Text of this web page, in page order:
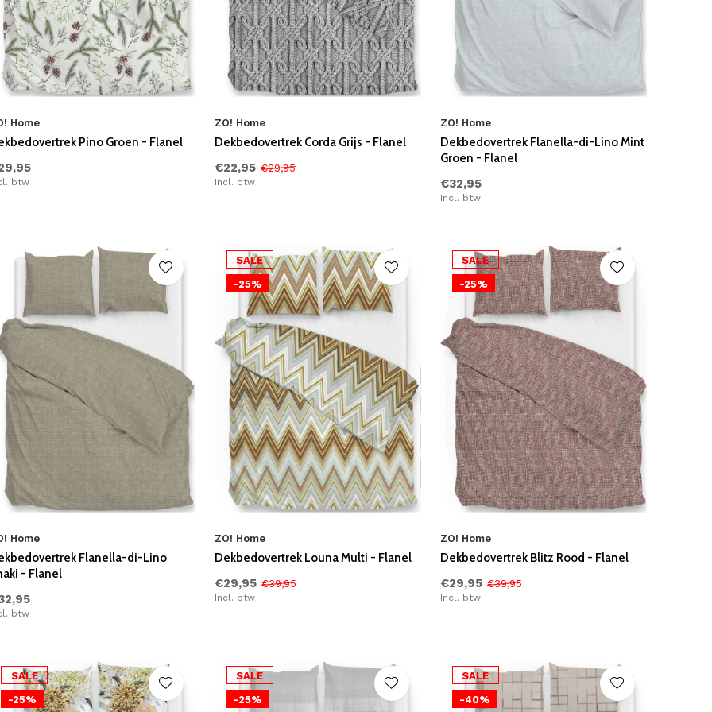
Home
Pino Groen - Flanel
btw
ZO! Home
Dekbedovertrek Corda Grijs - Flanel
€22,95 €29,95
Incl. btw
ZO! Home
Dekbedovertrek Flanella-di-Lino Mint
Groen - Flanel
€32,95
Incl. btw
Home
Flanella-di-Lino
- Flanel
btw
SALE
-25%
ZO! Home
Dekbedovertrek Louna Multi - Flanel
€29,95 €39,95
Incl. btw
SALE
-25%
ZO! Home
Dekbedovertrek Blitz Rood - Flanel
€29,95 €39,95
Incl. btw
SALE
-25%
SALE
-25%
SALE
-40%